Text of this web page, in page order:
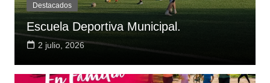
Destacados
Escuela Deportiva Municipal.
2 julio, 2026